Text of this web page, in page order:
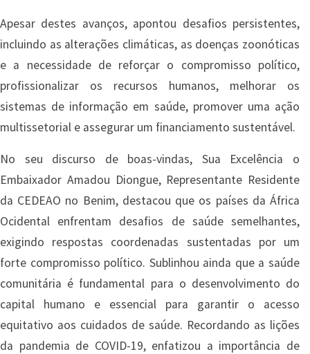
Apesar destes avanços, apontou desafios persistentes,
incluindo as alterações climáticas, as doenças zoonóticas
e a necessidade de reforçar o compromisso político,
profissionalizar os recursos humanos, melhorar os
sistemas de informação em saúde, promover uma ação
multissetorial e assegurar um financiamento sustentável.
No seu discurso de boas-vindas, Sua Excelência o
Embaixador Amadou Diongue, Representante Residente
da CEDEAO no Benim, destacou que os países da África
Ocidental enfrentam desafios de saúde semelhantes,
exigindo respostas coordenadas sustentadas por um
forte compromisso político. Sublinhou ainda que a saúde
comunitária é fundamental para o desenvolvimento do
capital humano e essencial para garantir o acesso
equitativo aos cuidados de saúde. Recordando as lições
da pandemia de COVID-19, enfatizou a importância de